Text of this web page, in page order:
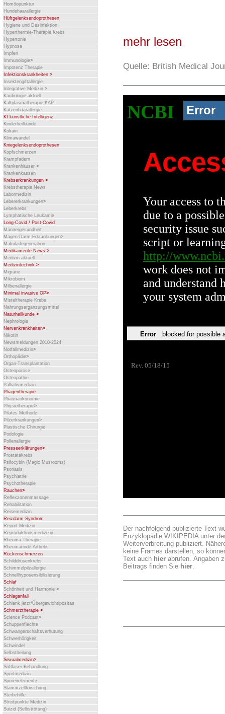
Homöopunktur
Hundehaarallergie
Hüftgelenksendoprothesen
Hygiene und Desinfektion
Hyperthermie-Therapie Krebs
Hypertonie
Hypnose
Impfen
Immunologie>
Impotenz Therapie
Infektionskrankheiten >
Insektengiftallergie
Integrative Medizin >
Kardiologie-aktuell
Kaltplasmatherapie KAP
Katzenhaarallergie
KI künstliche Intelligenz
Kinderheilkunde
Kokain
Klimawandel
Kniegelenksendoprothesen
Kopfschmerzen
Krampfadern
Krankenhäuser >
Krankenkassen
Krebserkrankungen >
Krebstherapie News
Labormedizin
Lebererkrankungen>
Leberkrebs
Lymphatische Leukämie
Long-Covid / Post-Covid
Männergesundheit
Magen-Darm-Erkrankungen>
Makuladegeneration
Medikamente News >
Medizin aktuell
Medizintechnik >
Migräne
Mikrobiom
Milbenallergie
Minimal invasive OP>
Misteltherapie Krebs
Nahrungsergänzungsmittel
Naturheilkunde >
Nephrologie
Nervenkrankheiten>
Nikotin
Newsmeldungen 2010-2024
Notfallmedizin>
Orthopädie>
Organ-Transplantation
Osteoporose
Osteopathie
Palliativmedizin
Phagentherapie
Pharmaökonomie
Physiotherapie>
Pilates Methode
Pilzerkrankungen>
Plastische Chirurgie
Podologie
Pollenallergie
Presseerklärungen>
Prostatakrebs
Psilocybin (Magic Musrooms)
Psoriasis
Psychiatrie
Psychotherapie
Rauchen>
Reflexzonenmassage
Rehabilitation
Reisemedizin
Reizdarm-Syndrom
Report Medizin
Reproduktionsmedizizin
Rheuma-Therapie
Rheumatoide Arthritis
Rückenschmerzen
Schilddrüsenkrebs
Schimmelpilzallergie
Schnellhyposensibilisierung
Schlaf
Schönheit und Harmonie >
Schlaganfall
Schlank jetzt/Übergewichtipositas
Schmerztherapie >
Science Podcast>
Schuppenflechte
Schwangerschaftsverhütung
Schwerhörigkeit
Schwindel
Selbstheilung
Sexualmedizin>
Softlaser-Behandlung
Sportmedizin
Spurenelemente
Stammzellforschung
Sterbehilfe
Streitpunkte Medizin
Suizid (Selbsttötung)
mehr lesen
Quelle: British Medical
Der nachfolgend publizierte Text
Enzyklopädie WIKIPEDIA unter
Weiterverbreitung publiziert.
keine Frames darstellen, so
Text auch hier abrufen. Angaben
Beitrags finden Sie hier.